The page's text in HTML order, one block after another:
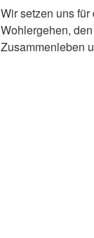
Wir setzen uns
Wohlergehen,
Zusammenleben